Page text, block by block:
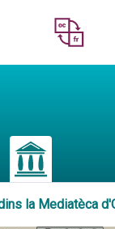
la Mediatèca